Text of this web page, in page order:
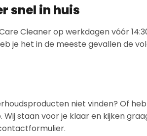
snel in huis
Cleaner op werkdagen vóór
je het in de meeste gevallen de
niet vinden? Of
staan voor je klaar en kijken